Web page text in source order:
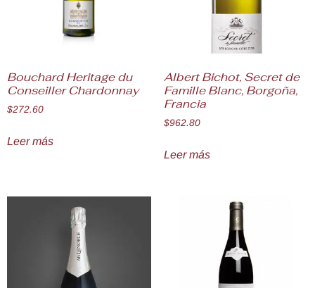
Bouchard Heritage du
Conseiller Chardonnay
$272.60
Leer más
Albert Bichot, Secret de
Famille Blanc, Borgoña,
Francia
$962.80
Leer más